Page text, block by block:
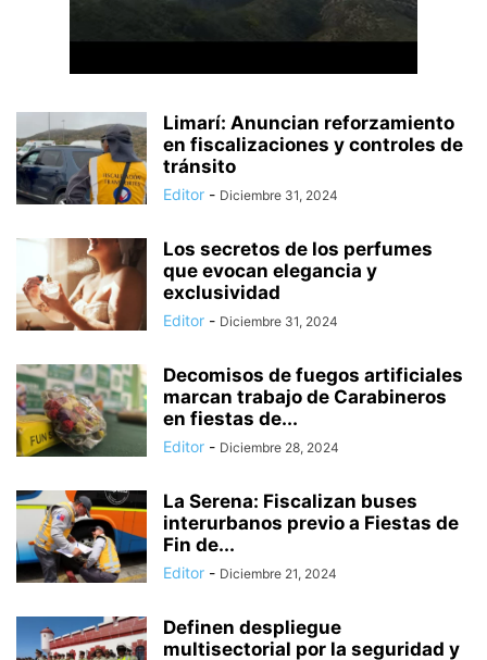
Limarí: Anuncian reforzamiento
en fiscalizaciones y controles de
tránsito
Editor - Diciembre 31, 2024
Los secretos de los perfumes
que evocan elegancia y
exclusividad
Editor - Diciembre 31, 2024
Decomisos de fuegos artificiales
marcan trabajo de Carabineros
en fiestas de...
Editor - Diciembre 28, 2024
La Serena: Fiscalizan buses
interurbanos previo a Fiestas de
Fin de...
Editor - Diciembre 21, 2024
Definen despliegue
multisectorial por la seguridad y